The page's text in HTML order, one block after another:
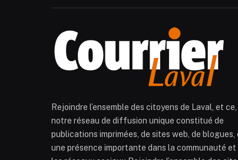
Rejoindre l’ensemble des citoyens de Laval, et
notre réseau de diffusion unique constitué de
publications imprimées, de sites web, de blogues,
une présence importante dans la communauté et